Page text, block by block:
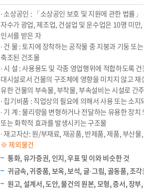
∙ 소상공인 : 「소상공인 보호 및 지원에 관한 법률」
자수가 광업, 제조업, 건설업 및 운수업은 10명 미만,
인서를 받은 자
∙ 건 물 : 토지에 장착하는 공작물 중 지붕과 기둥 또는
축조된 건조물
∙ 시 설 : 사용용도 및 각종 영업행위에 적합하도록 건
대시설로서 건물의 구조체에 영향을 미치지 않고 재
유한 건물의 부속물, 부착물, 부속설비는 시설로 간주
∙ 집기비품 : 직업상의 필요에 의해서 사용 또는 소지
∙ 기 계 : 물리량을 변형하거나 전달하는 유용한 장치
또는 화학적 효과를 발생시키는 구조물
∙ 재고자산: 원/부재료, 재공품, 반제품, 제품, 부산물,
※ 제외물건
통화, 유가증권, 인지, 우표 및 이와 비슷한 것
귀금속, 귀중품, 보옥, 보석, 글·그림, 골동품, 조각물
원고, 설계서, 도안, 물건의 원본, 모형, 증서, 장부,